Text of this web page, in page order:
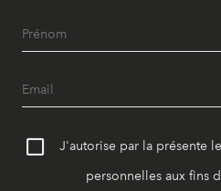
J'autorise par la présente
personnelles aux fins